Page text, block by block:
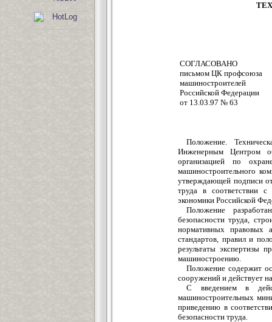
СОГЛАСОВАНО
письмом ЦК профсоюза
машиностроителей
Российской Федерации
от 13.03.97 № 63
Положение.
Инженерным Центром
организацией по
машиностроительного
утверждающей подписи
труда в соответствии с
экономики Российской
Положение
безопасности труда,
нормативных правовых
стандартов, правил и
результаты экспертизы
машиностроению.
Положение содержит
сооружений и действует
С введением в
машиностроительных
приведению в
безопасности труда.